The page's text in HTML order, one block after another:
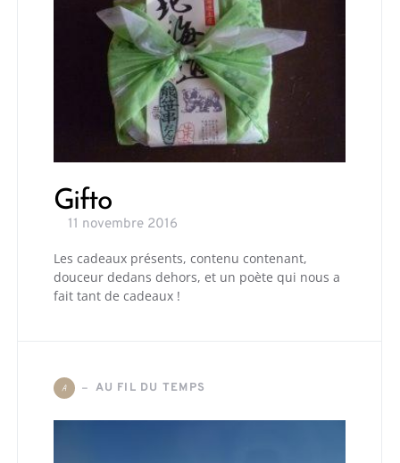
Gifto
11 novembre 2016
Les cadeaux présents, contenu contenant,
douceur dedans dehors, et un poète qui nous a
fait tant de cadeaux !
A AU FIL DU TEMPS